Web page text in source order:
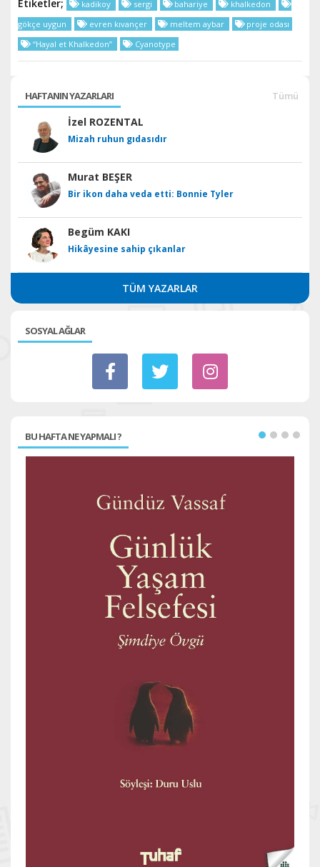
Etiketler; kadikoy sergi bahariye
khalkedon
gökçe uygun
evren kıvançer meltem aybar
proje odası
“Hayal et Khalkedon”
Cyanotype
HAFTANIN YAZARLARI Tümü
İzel ROZENTAL
Mizah ruhun gıdasıdır
Murat BEŞER
Bir ikon daha veda etti: Bonnie Tyler
Begüm KAKI
Hikâyesine sahip çıkanlar
TÜM YAZARLAR
SOSYAL AĞLAR
BU HAFTA NE YAPMALI ?